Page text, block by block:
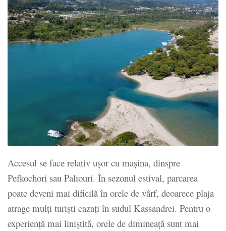
Accesul se face relativ ușor cu mașina, dinspre
Pefkochori sau Paliouri. În sezonul estival, parcarea
poate deveni mai dificilă în orele de vârf, deoarece plaja
atrage mulți turiști cazați în sudul Kassandrei. Pentru o
experiență mai liniștită, orele de dimineață sunt mai